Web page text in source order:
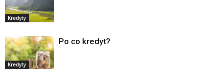
Kredyty
Kredyty
Po co kredyt?